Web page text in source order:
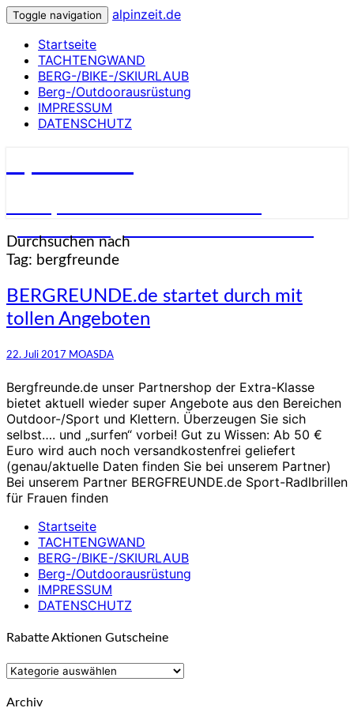
Toggle navigation
alpinzeit.de
Startseite
TACHTENGWAND
BERG-/BIKE-/SKIURLAUB
Berg-/Outdoorausrüstung
IMPRESSUM
DATENSCHUTZ
Durchsuchen nach
Tag: bergfreunde
BERGREUNDE.de
startet
durch
tollen
BERGREUNDE.de startet durch mit
tollen Angeboten
22. Juli 2017 MOASDA
Bergfreunde.de unser Partnershop der Extra-Klasse
bietet aktuell wieder super Angebote aus den Bereichen
Outdoor-/Sport und Klettern. Überzeugen Sie sich
selbst…. und „surfen“ vorbei! Gut zu Wissen: Ab 50 €
Euro wird auch noch versandkostenfrei geliefert
(genau/aktuelle Daten finden Sie bei unserem Partner)
Bei unserem Partner BERGFREUNDE.de Sport-Radlbrillen
für Frauen finden
Startseite
TACHTENGWAND
BERG-/BIKE-/SKIURLAUB
Berg-/Outdoorausrüstung
IMPRESSUM
DATENSCHUTZ
Rabatte Aktionen Gutscheine
Rabatte
Gutscheine
Archiv